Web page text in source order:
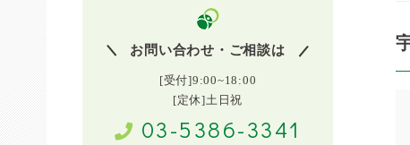
お問い合わせ・ご相談は
[受付]9:00~18:00
[定休]土日祝
03-5386-3341